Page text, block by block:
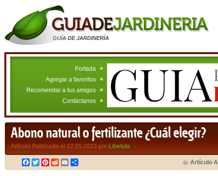
GUÍA DE JARDINERÍA
Portada
Agregar a favoritos
Recomendar a tus amigos
Contáctanos
Abono natural o fertilizante ¿Cuál elegir?
Artículo Publicado el 22.05.2023 por Libelula
Facebook
TwitterPinterest
RedditEmail Artículo